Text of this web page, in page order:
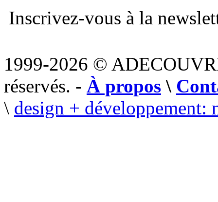
Inscrivez-vous à la
1999-2026 ©
réservés. - À propos \
\ design + développement: